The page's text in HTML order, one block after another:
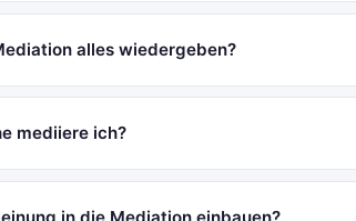
alles wiedergeben?
mediiere ich?